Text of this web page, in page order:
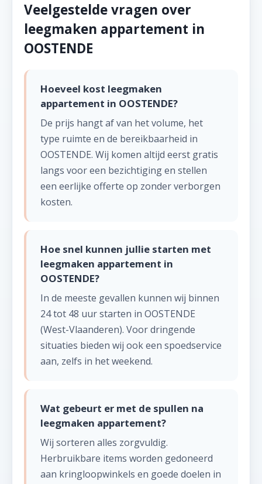
Veelgestelde vragen over
leegmaken appartement in
OOSTENDE
Hoeveel kost leegmaken
appartement in OOSTENDE?
De prijs hangt af van het volume, het
type ruimte en de bereikbaarheid in
OOSTENDE. Wij komen altijd eerst gratis
langs voor een bezichtiging en stellen
een eerlijke offerte op zonder verborgen
kosten.
Hoe snel kunnen jullie starten met
leegmaken appartement in
OOSTENDE?
In de meeste gevallen kunnen wij binnen
24 tot 48 uur starten in OOSTENDE
(West-Vlaanderen). Voor dringende
situaties bieden wij ook een spoedservice
aan, zelfs in het weekend.
Wat gebeurt er met de spullen na
leegmaken appartement?
Wij sorteren alles zorgvuldig.
Herbruikbare items worden gedoneerd
aan kringloopwinkels en goede doelen in